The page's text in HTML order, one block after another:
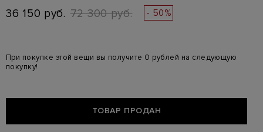
36 150 руб. 72 300 руб. - 50%
При покупке этой вещи вы получите 0 рублей на следующую
покупку!
ТОВАР ПРОДАН